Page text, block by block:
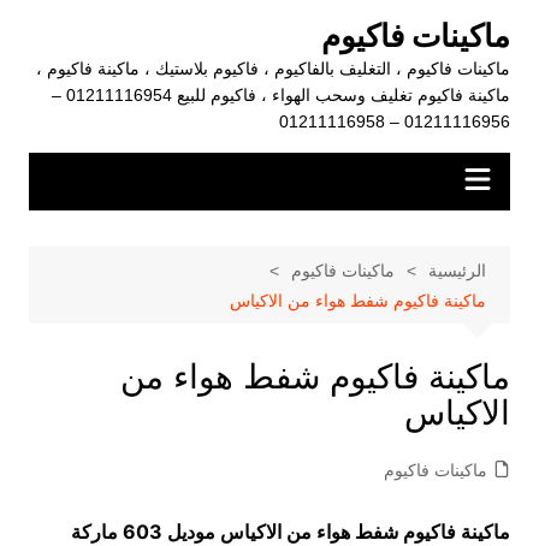
المحتوى
ماكينات فاكيوم
ماكينات فاكيوم ، التغليف بالفاكيوم ، فاكيوم بلاستيك ، ماكينة فاكيوم ،
ماكينة فاكيوم تغليف وسحب الهواء ، فاكيوم للبيع 01211116954 –
01211116956 – 01211116958
الرئيسية
ماكينات فاكيوم
ماكينة فاكيوم شفط هواء من الاكياس
ماكينة فاكيوم شفط هواء من
الاكياس
ماكينات فاكيوم
ماكينة فاكيوم شفط هواء من الاكياس موديل 603 ماركة